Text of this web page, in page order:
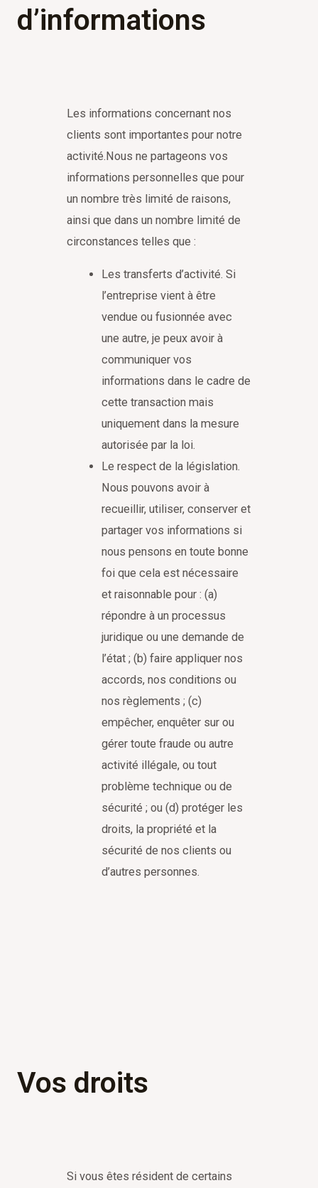
d’informations
Les informations concernant nos
clients sont importantes pour notre
activité.Nous ne partageons vos
informations personnelles que pour
un nombre très limité de raisons,
ainsi que dans un nombre limité de
circonstances telles que :
Les transferts d’activité. Si
l’entreprise vient à être
vendue ou fusionnée avec
une autre, je peux avoir à
communiquer vos
informations dans le cadre de
cette transaction mais
uniquement dans la mesure
autorisée par la loi.
Le respect de la législation.
Nous pouvons avoir à
recueillir, utiliser, conserver et
partager vos informations si
nous pensons en toute bonne
foi que cela est nécessaire
et raisonnable pour : (a)
répondre à un processus
juridique ou une demande de
l’état ; (b) faire appliquer nos
accords, nos conditions ou
nos règlements ; (c)
empêcher, enquêter sur ou
gérer toute fraude ou autre
activité illégale, ou tout
problème technique ou de
sécurité ; ou (d) protéger les
droits, la propriété et la
sécurité de nos clients ou
d’autres personnes.
Vos droits
Si vous êtes résident de certains